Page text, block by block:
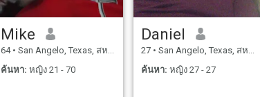
Mike
64 • San Angelo, Texas, สหรัฐอเมริกา
ค้นหา: หญิง 21 - 70
Daniel
27 • San Angelo, Texas, สหรัฐอเมริกา
ค้นหา: หญิง 27 - 27